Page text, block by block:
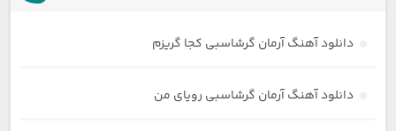
دانلود آهنگ آرمان گرشاسبی کجا گریزم
دانلود آهنگ آرمان گرشاسبی رویای من